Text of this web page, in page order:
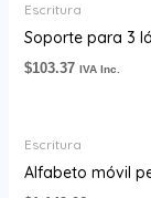
Escritura
Soporte para 3
$103.37 IVA Inc.
Escritura
Alfabeto móvil